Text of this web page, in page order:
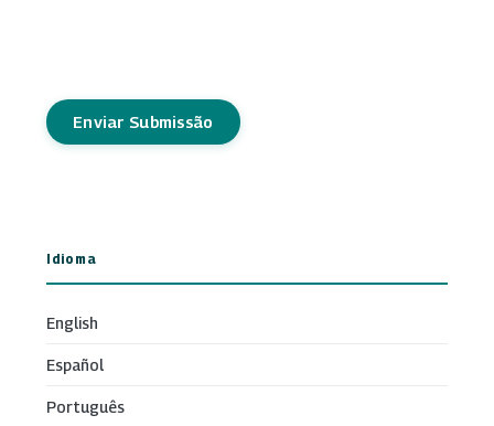
Enviar Submissão
Idioma
English
Español
Português